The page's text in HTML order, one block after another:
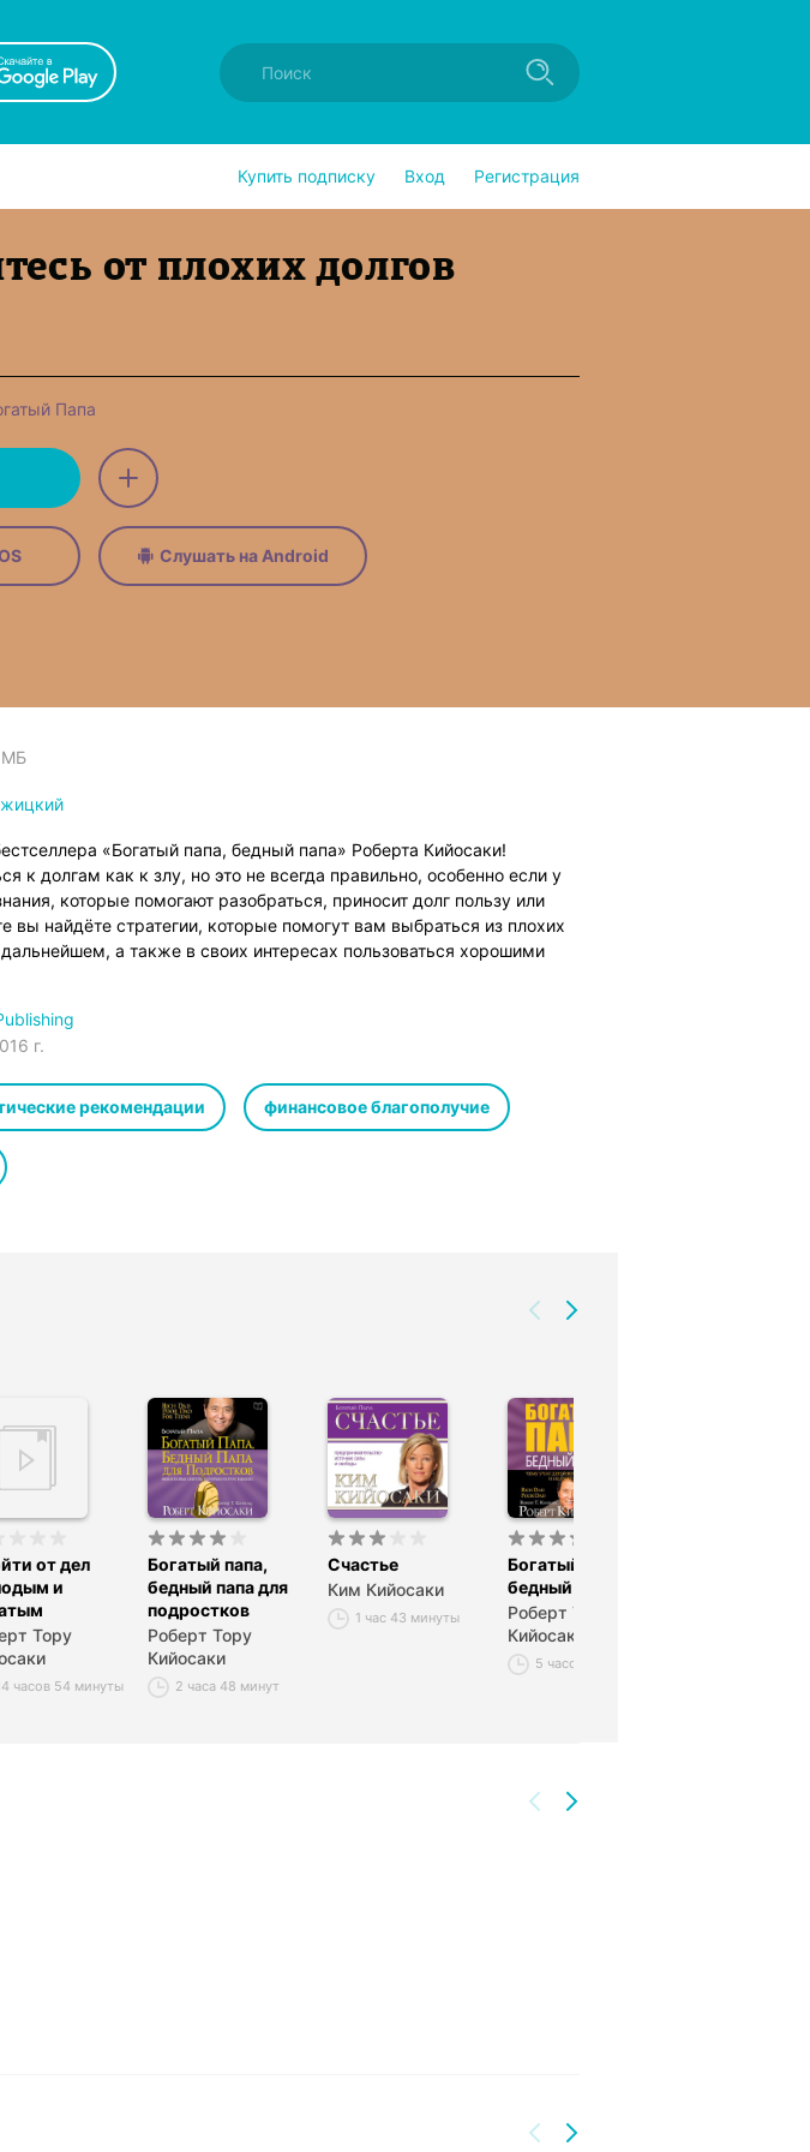
Купить подписку Вход Регистрация
от плохих долгов
Папа
Слушать на Android
МБ
«Богатый папа, бедный папа» Роберта Кийосаки!
к долгам как к злу, но это не всегда правильно, особенно если у
которые помогают разобраться, приносит долг пользу или
вы найдёте стратегии, которые помогут вам выбраться из плохих
дальнейшем, а также в своих интересах пользоваться хорошими
снабдит вас всеми необходимыми знаниями, чтобы вы могли
кто готов повысить свой финансовый IQ и научиться получать
роскошного авто может сделать вас богаче
вещи в жизни даются бесплатно
свои долги. Контролируйте свою жизнь
у вас плохих долгов? Отвечайте честно
г.
рекомендации финансовое благополучие
от дел
и
Тору
часов 54 минуты
Богатый папа,
бедный папа для
подростков
Роберт Тору
Кийосаки
2 часа 48 минут
Счастье
Ким Кийосаки
1 час 43 минуты
Богатый папа,
бедный папа
Роберт Тору
Кийосаки
5 часов 49 минут